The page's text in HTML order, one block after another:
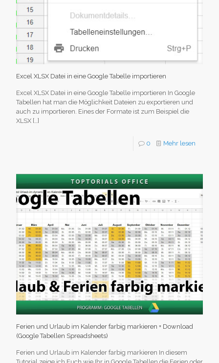
Excel XLSX Datei in eine Google Tabelle importieren
Excel XLSX Datei in eine Google Tabelle importieren In Google
Tabellen hat man die Möglichkeit Dateien zu exportieren und
auch zu importieren. Eines der Formate ist zum Beispiel die
XLSX […]
0 Mehr lesen
Ferien und Urlaub im Kalender farbig markieren + Download
(Google Tabellen Spreadsheets)
Ferien und Urlaub im Kalender farbig markieren In diesem